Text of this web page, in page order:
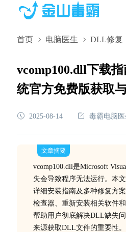
首页 电脑医生 DLL修复
vcomp100.dll下载
统官方免费版获取
2025-08-14 毒霸电脑医
文章摘要
vcomp100.dll是Microsoft
失会导致程序无法运行。本
详细安装指南及多种修复方
检查器、重新安装相关软件
帮助用户彻底解决DLL缺失
来源获取DLL文件的重要性。